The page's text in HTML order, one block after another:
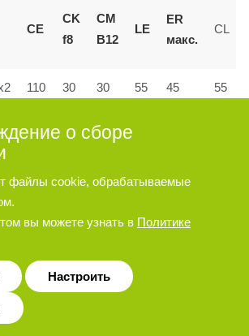
CE
CK
f8
CM
B12
LE
ER
макс.
CL
110 30 30 55 45 55
144 35 35
штока
о сборе
файлы cookie, обрабатываемые
вы можете узнать в Политике
Настроить